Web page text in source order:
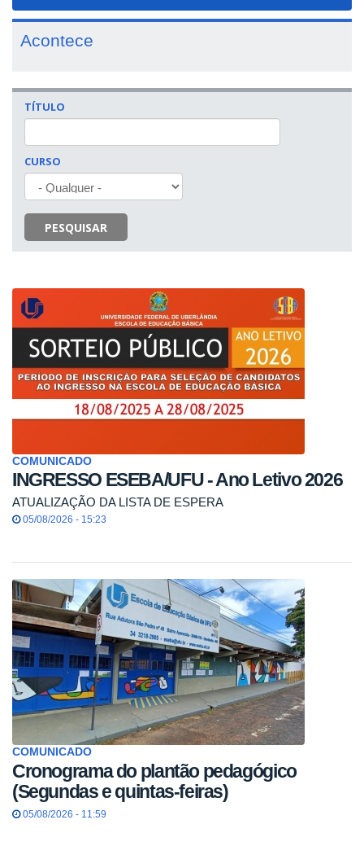
Acontece
TÍTULO
CURSO
PESQUISAR
COMUNICADO
INGRESSO ESEBA/UFU - Ano Letivo 2026
ATUALIZAÇÃO DA LISTA DE ESPERA
05/08/2026 - 15:23
COMUNICADO
Cronograma do plantão pedagógico
(Segundas e quintas-feiras)
05/08/2026 - 11:59